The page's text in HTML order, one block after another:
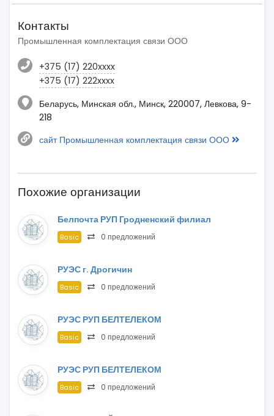
Контакты
Промышленная комплектация связи ООО
+375 (17) 220xxxx
+375 (17) 222xxxx
Беларусь, Минская обл., Минск, 220007, Левкова, 9-
218
сайт Промышленная комплектация связи ООО
Похожие организации
Белпочта РУП Гродненский филиал
Basic 0 предложений
РУЭС г. Дрогичин
Basic 0 предложений
РУЭС РУП БЕЛТЕЛЕКОМ
Basic 0 предложений
РУЭС РУП БЕЛТЕЛЕКОМ
Basic 0 предложений